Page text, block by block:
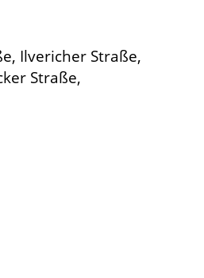
Ilvericher Straße,
Straße,